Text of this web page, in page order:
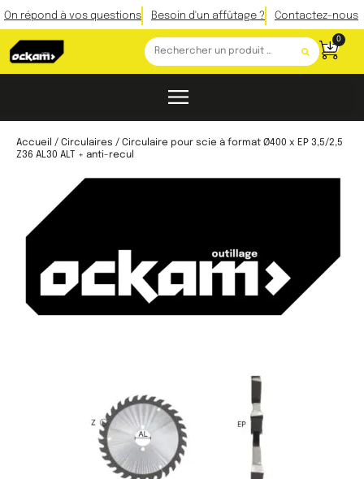
On répond à vos questions Besoin d'un affûtage ? Contactez-nous
0
Accueil / Circulaires / Circulaire pour scie à format Ø400 x EP 3,5/2,5
Z36 AL30 ALT + anti-recul